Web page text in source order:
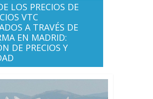
LOS PRECIOS DE
VTC
A TRAVÉS DE
EN MADRID:
DE PRECIOS Y